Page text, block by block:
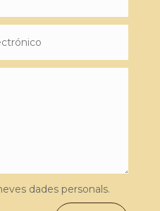
dades personals.